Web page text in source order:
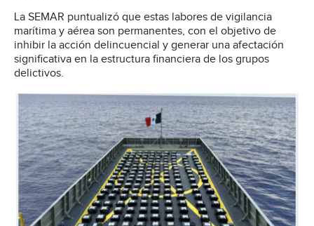
La SEMAR puntualizó que estas labores de vigilancia
marítima y aérea son permanentes, con el objetivo de
inhibir la acción delincuencial y generar una afectación
significativa en la estructura financiera de los grupos
delictivos.